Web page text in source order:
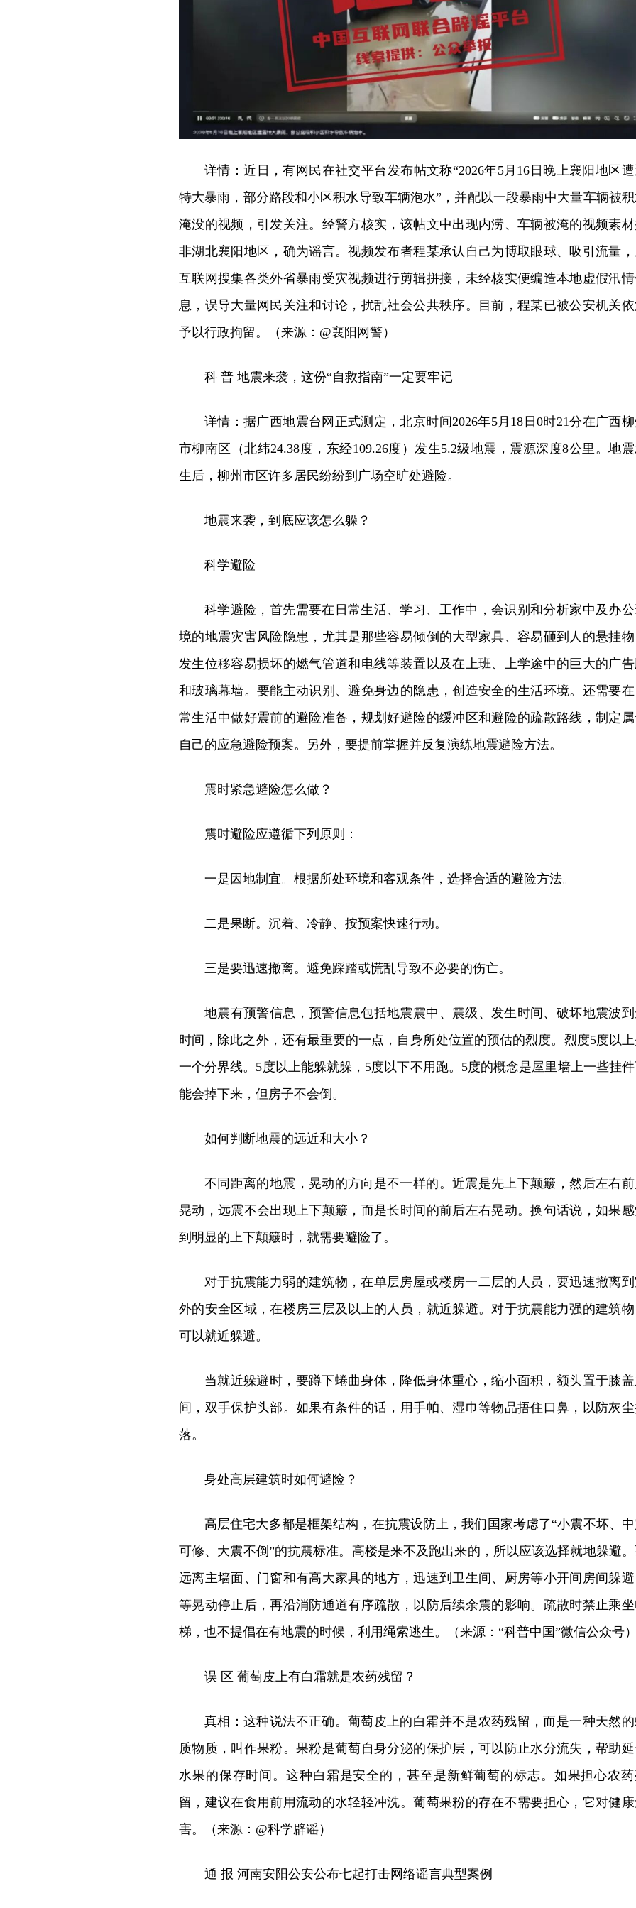
详情：近日，有网民在社交平台发布帖文称“2026年5月16日晚上襄阳地区遭
特大暴雨，部分路段和小区积水导致车辆泡水”，并配以一段暴雨中大量车辆被
淹没的视频，引发关注。经警方核实，该帖文中出现内涝、车辆被淹的视频素
非湖北襄阳地区，确为谣言。视频发布者程某承认自己为博取眼球、吸引流量
互联网搜集各类外省暴雨受灾视频进行剪辑拼接，未经核实便编造本地虚假汛
息，误导大量网民关注和讨论，扰乱社会公共秩序。目前，程某已被公安机关
予以行政拘留。（来源：@襄阳网警）
科 普 地震来袭，这份“自救指南”一定要牢记
详情：据广西地震台网正式测定，北京时间2026年5月18日0时21分在广西柳
市柳南区（北纬24.38度，东经109.26度）发生5.2级地震，震源深度8公里。地
生后，柳州市区许多居民纷纷到广场空旷处避险。
地震来袭，到底应该怎么躲？
科学避险
科学避险，首先需要在日常生活、学习、工作中，会识别和分析家中及办
境的地震灾害风险隐患，尤其是那些容易倾倒的大型家具、容易砸到人的悬挂物
发生位移容易损坏的燃气管道和电线等装置以及在上班、上学途中的巨大的广
和玻璃幕墙。要能主动识别、避免身边的隐患，创造安全的生活环境。还需要在
常生活中做好震前的避险准备，规划好避险的缓冲区和避险的疏散路线，制定
自己的应急避险预案。另外，要提前掌握并反复演练地震避险方法。
震时紧急避险怎么做？
震时避险应遵循下列原则：
一是因地制宜。根据所处环境和客观条件，选择合适的避险方法。
二是果断。沉着、冷静、按预案快速行动。
三是要迅速撤离。避免踩踏或慌乱导致不必要的伤亡。
地震有预警信息，预警信息包括地震震中、震级、发生时间、破坏地震波
时间，除此之外，还有最重要的一点，自身所处位置的预估的烈度。烈度5度以
一个分界线。5度以上能躲就躲，5度以下不用跑。5度的概念是屋里墙上一些挂
能会掉下来，但房子不会倒。
如何判断地震的远近和大小？
不同距离的地震，晃动的方向是不一样的。近震是先上下颠簸，然后左右
晃动，远震不会出现上下颠簸，而是长时间的前后左右晃动。换句话说，如果
到明显的上下颠簸时，就需要避险了。
对于抗震能力弱的建筑物，在单层房屋或楼房一二层的人员，要迅速撤离
外的安全区域，在楼房三层及以上的人员，就近躲避。对于抗震能力强的建筑物
可以就近躲避。
当就近躲避时，要蹲下蜷曲身体，降低身体重心，缩小面积，额头置于膝盖
间，双手保护头部。如果有条件的话，用手帕、湿巾等物品捂住口鼻，以防灰
落。
身处高层建筑时如何避险？
高层住宅大多都是框架结构，在抗震设防上，我们国家考虑了“小震不坏、
可修、大震不倒”的抗震标准。高楼是来不及跑出来的，所以应该选择就地躲避
远离主墙面、门窗和有高大家具的地方，迅速到卫生间、厨房等小开间房间躲避
等晃动停止后，再沿消防通道有序疏散，以防后续余震的影响。疏散时禁止乘
梯，也不提倡在有地震的时候，利用绳索逃生。（来源：“科普中国”微信公众号）
误 区 葡萄皮上有白霜就是农药残留？
真相：这种说法不正确。葡萄皮上的白霜并不是农药残留，而是一种天然
质物质，叫作果粉。果粉是葡萄自身分泌的保护层，可以防止水分流失，帮助
水果的保存时间。这种白霜是安全的，甚至是新鲜葡萄的标志。如果担心农
留，建议在食用前用流动的水轻轻冲洗。葡萄果粉的存在不需要担心，它对健
害。（来源：@科学辟谣）
通 报 河南安阳公安公布七起打击网络谣言典型案例